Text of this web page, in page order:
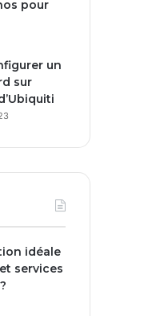
pour
un
sur
idéale
services